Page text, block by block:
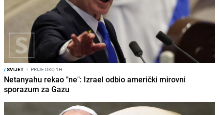
/SVIJET I PRIJE OKO 1H
Netanyahu rekao "ne": Izrael odbio američki mirovni
sporazum za Gazu